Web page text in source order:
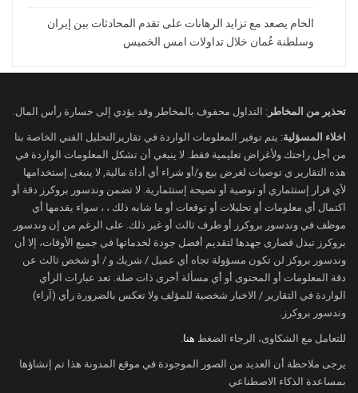
الضبابية
زاد المشهد السياسي من حذر المستثمرين،
بعدما أعلن وزير الخارجية الإيراني أن
ظل استمرار التهديدات الأمريكية، في أعقاب
تصريحات للرئيس الأمريكي دونالد ترامب
توعد فيها باتخاذ إجراءات أكثر حسمًا إذا لم يتم
التوصل إلى اتفاق.
ويرى المتعاملون أن مستقبل المفاوضات
سيظل عاملًا رئيسيًا في تحديد مستوى
المخاطر المرتبطة بمضيق هرمز، وبالتالي
اتجاه أسعار النفط خلال الفترة المقبلة.
تدفقات الخام مستمرة رغم التوترات
استمرار تدفق النفط من الخليج، حيث غادرت
ناقلتان عملاقتان تحملان شحنات من الخام
السعودي مضيق هرمز في طريقهما إلى
الخام يصعد مع تزايد الرهانات على تقدم المحادثات بين إيران
وسلطنة عُمان خلال تداولات امس الخميس
تحذير من المخاطر : التداول محفوف بالمخاطر وقد يؤدي إلى خسارة رأس المال.
اخلاء المسؤلية: يتم توفير المعلومات الواردة في تقاريرالتحليل الفني الخاصة بنا
من أجل راحتك ولأغراض تعليمية فقط. لا ينبغي أن تشكل المعلومات الواردة في
هذه التقارير ي توصيات لغرض بيع و/أو شراء أي أداة مالية, لا ينبغى إستخدامها
لأي قرار إستثماري أو توصية أو نصيحة إستثمارية. لا تضمن وندسور بروكرز دقة أو
اكتمال أي معلومات أو تحليلات أو توقعات أو ما شابه ذلك ، ، سواء يقدمها أي
موظف في وندسور بروكرز أو طرف ثالث أو غير ذلك. على الرغم من إن وندسور
بروكرز تبذل قصارى جهدها لتقديم أفضل جودة لخدماتها في جميع الأوقات، إلا أن
وندسور بروكز لن تكون مسؤولة تجاه أي عميل / شريك و / أو شخص ثالث عن
دقة المعلومات أو المحتوى أو أي مسألة أخرى ذات صلة. تعد عبارات الرأي
الواردة في التقارير / الاخبار شخصية للمؤلف ولا تعكس بالضرورة رأي (آراء)
وندسور بروكرز.
للتعامل مع الشكاوى، الرجاء الضغط هنا.
يرجى ملاحظة أن العديد من الصور الموجودة في موقع المدونة هذا تم إنشاؤها
بمساعدة الذكاء الاصطناعي